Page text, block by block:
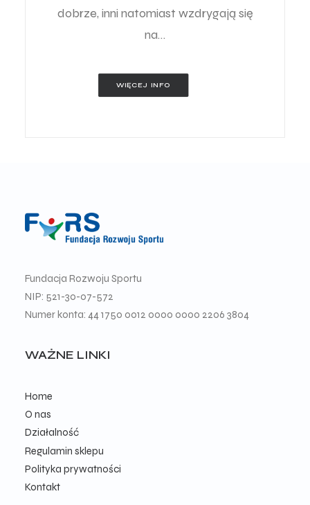
dobrze, inni natomiast wzdrygają się
na…
WIĘCEJ INFO
Fundacja Rozwoju Sportu
NIP: 521-30-07-572
Numer konta: 44 1750 0012 0000 0000 2206 3804
WAŻNE LINKI
Home
O nas
Działalność
Regulamin sklepu
Polityka prywatności
Kontakt